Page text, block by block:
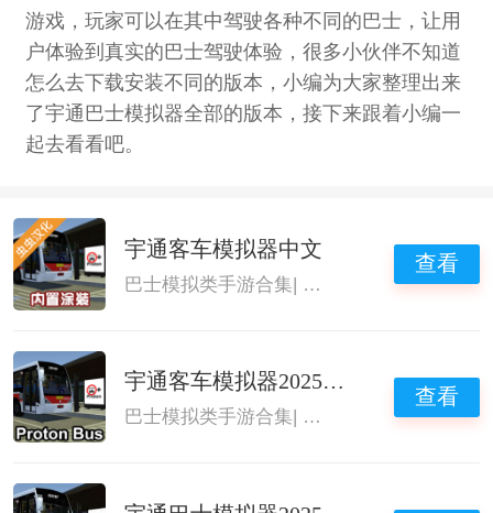
游戏，玩家可以在其中驾驶各种不同的巴士，让用
户体验到真实的巴士驾驶体验，很多小伙伴不知道
怎么去下载安装不同的版本，小编为大家整理出来
了宇通巴士模拟器全部的版本，接下来跟着小编一
起去看看吧。
宇通客车模拟器中文
巴士模拟类手游合集| 高画质自由驾驶游戏合
查看
宇通客车模拟器2025中文版
巴士模拟类手游合集 宇通巴士模拟器|巴士
查看